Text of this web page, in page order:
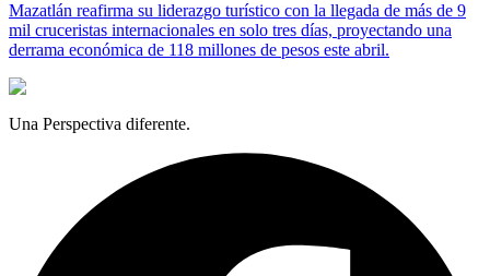
Mazatlán reafirma su liderazgo turístico con la llegada de más de 9
mil cruceristas internacionales en solo tres días, proyectando una
derrama económica de 118 millones de pesos este abril.
Una Perspectiva diferente.